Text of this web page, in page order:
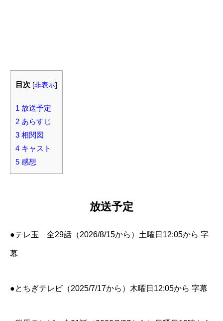
目次 [非表示]
1 放送予定
2 あらすじ
3 相関図
4 キャスト
5 感想
放送予定
●テレ玉 全29話（2026/8/15から）土曜日12:05から 字
幕
●とちぎテレビ（2025/7/17から）木曜日12:05から 字幕